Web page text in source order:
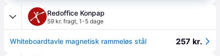
Redoffice Konpap
59 kr. fragt, 1-5 dage
Whiteboardtavle magnetisk rammeløs stål 257 kr.